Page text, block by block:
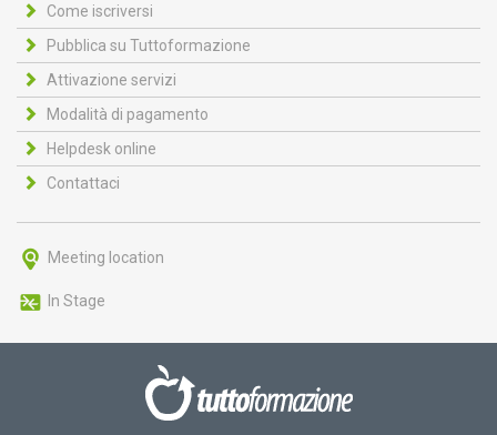
Come iscriversi
Pubblica su Tuttoformazione
Attivazione servizi
Modalità di pagamento
Helpdesk online
Contattaci
Meeting location
In Stage